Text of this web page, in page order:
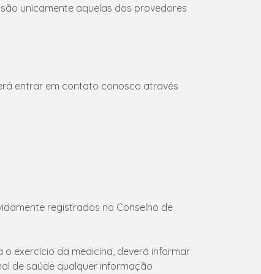
unicamente aquelas dos provedores
entrar em contato conosco através
registrados no Conselho de
exercício da medicina, deverá informar
de saúde qualquer informação